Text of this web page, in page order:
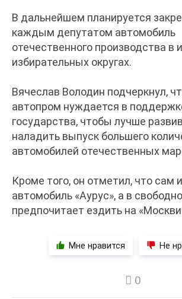
В дальнейшем планируется
каждым депутатом автомобиль
отечественного производства в
избирательных округах.
Вячеслав Володин подчеркнул,
автопром нуждается в
государства, чтобы лучше
наладить выпуск большего
автомобилей отечественных
Кроме того, он отметил, что сам
автомобиль «Аурус», а в
предпочитает ездить на
Мне нравится Не
0